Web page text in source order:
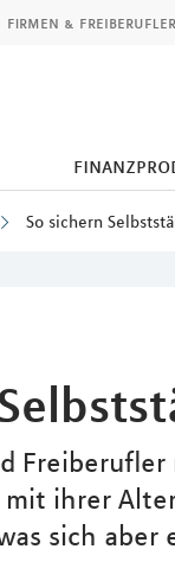
firmen & freiberufler
So sichern
ihrer
sich